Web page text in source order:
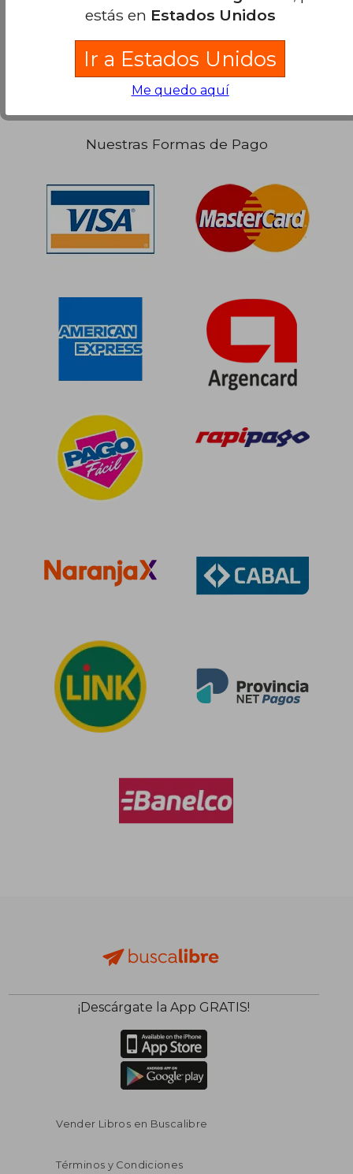
$ 241.760
$ 120.880
50%
dcto.
los términos buscados..
Nuestras Formas de Pago
¡Descárgate la App GRATIS!
Vender Libros en Buscalibre
Términos y Condiciones
estás en Estados Unidos
Ir a Estados Unidos
Me quedo aquí